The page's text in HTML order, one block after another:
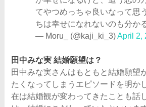
てやつめっちゃ良いなって思
ちは幸せになれないのも分か
— Moru_ (@kaji_ki_3)April 2,
田中みな実 結婚願望は？
田中みな実さんはもともと結婚願望
たくなってしまうエピソードを明か
在は結婚観が変わってきたことも話